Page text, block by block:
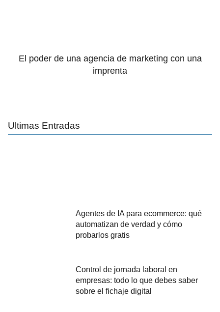
El poder de una agencia de marketing con una
imprenta
Ultimas Entradas
Agentes de IA para ecommerce: qué
automatizan de verdad y cómo
probarlos gratis
Control de jornada laboral en
empresas: todo lo que debes saber
sobre el fichaje digital